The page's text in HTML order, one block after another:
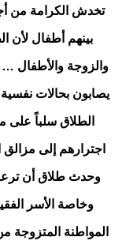
تخدش الكرامة من
بينهم أطفال لأن
والزوجة والأطفال …
يصابون بحالات
الطلاق سلباً
اجترارهم إلى
وحدث طلاق أن
وخاصة الأسر
المواطنة